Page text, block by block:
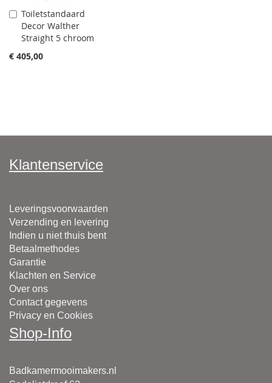
Toiletstandaard
Decor Walther
Straight 5 chroom
€ 405,00
Aan
winkelwagen
toevoegen
Klantenservice
Leveringsvoorwaarden
Verzending en levering
Indien u niet thuis bent
Betaalmethodes
Garantie
Klachten en Service
Over ons
Contact gegevens
Privacy en Cookies
Shop-Info
Badkamermooimakers.nl